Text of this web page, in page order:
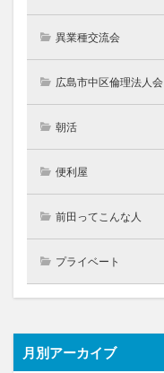
異業種交流会
広島市中区倫理法人会
朝活
便利屋
前田ってこんな人
プライベート
月別アーカイブ